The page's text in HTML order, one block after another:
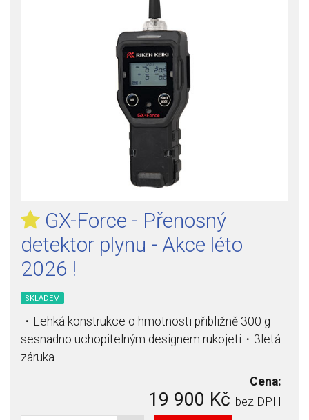
GX-Force - Přenosný
detektor plynu - Akce léto
2026 !
SKLADEM
・Lehká konstrukce o hmotnosti přibližně 300 g
sesnadno uchopitelným designem rukojeti・3letá
záruka…
Cena:
19 900 Kč bez DPH